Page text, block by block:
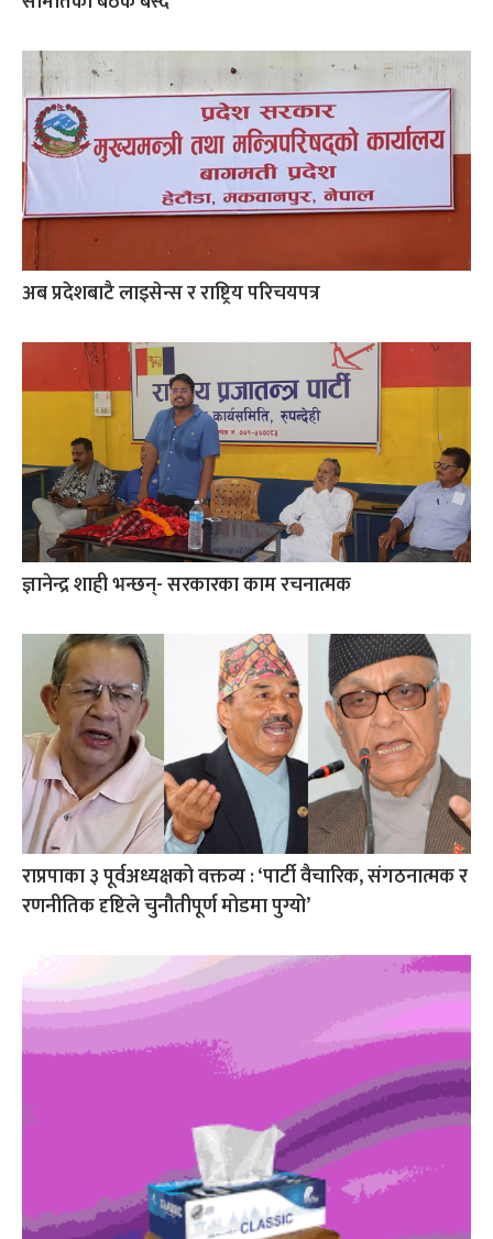
अब प्रदेशबाटै लाइसेन्स र राष्ट्रिय परिचयपत्र
ज्ञानेन्द्र शाही भन्छन्- सरकारका काम रचनात्मक
राप्रपाका ३ पूर्वअध्यक्षको वक्तव्य : ‘पार्टी वैचारिक, संगठनात्मक र
रणनीतिक दृष्टिले चुनौतीपूर्ण मोडमा पुग्यो’